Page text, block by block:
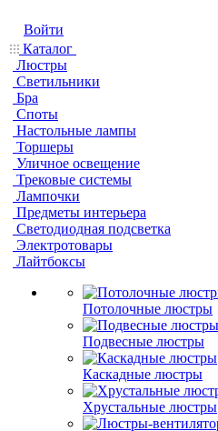
Войти
Каталог
Люстры
Светильники
Бра
Споты
Настольные лампы
Торшеры
Уличное освещение
Трековые системы
Лампочки
Предметы интерьера
Светодиодная подсветка
Электротовары
Лайтбоксы
Потолочные люстры
Подвесные люстры
Каскадные люстры
Хрустальные люстры